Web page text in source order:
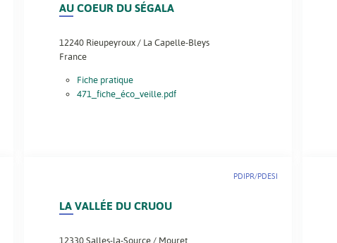
AU COEUR DU SÉGALA
12240 Rieupeyroux / La Capelle-Bleys
France
Fiche pratique
471_fiche_éco_veille.pdf
LA VALLÉE DU CRUOU
PDIPR/PDESI
12330 Salles-la-Source / Mouret